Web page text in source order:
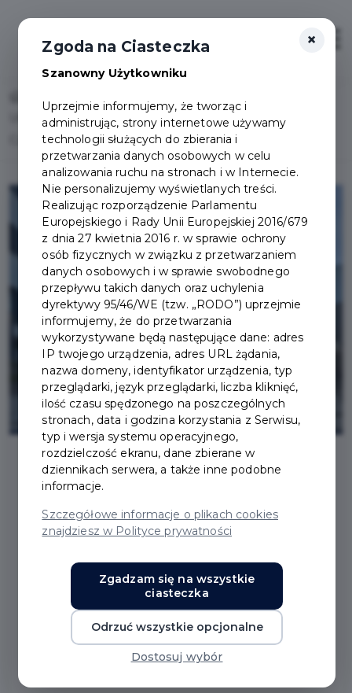
Utrudnienia w ruchu w związku z budową ul. A.
Czekanowskiego i A. Dobrowolskiego
2026-04-17
UTRUDNIENIA W RUCHU
W ZWIĄZKU Z BUDOWĄ
UL. A.
CZEKANOWSKIEGO I A.
×
Zgoda na Ciasteczka
Szanowny Użytkowniku
Uprzejmie informujemy, że tworząc i
administrując, strony internetowe używamy
technologii służących do zbierania i
przetwarzania danych osobowych w celu
analizowania ruchu na stronach i w Internecie.
Nie personalizujemy wyświetlanych treści.
Realizując rozporządzenie Parlamentu
Europejskiego i Rady Unii Europejskiej 2016/679
z dnia 27 kwietnia 2016 r. w sprawie ochrony
osób fizycznych w związku z przetwarzaniem
danych osobowych i w sprawie swobodnego
przepływu takich danych oraz uchylenia
dyrektywy 95/46/WE (tzw. „RODO”) uprzejmie
informujemy, że do przetwarzania
wykorzystywane będą następujące dane: adres
IP twojego urządzenia, adres URL żądania,
nazwa domeny, identyfikator urządzenia, typ
przeglądarki, język przeglądarki, liczba kliknięć,
ilość czasu spędzonego na poszczególnych
stronach, data i godzina korzystania z Serwisu,
typ i wersja systemu operacyjnego,
rozdzielczość ekranu, dane zbierane w
dziennikach serwera, a także inne podobne
informacje.
Szczegółowe informacje o plikach cookies
znajdziesz w Polityce prywatności
Zgadzam się na wszystkie
ciasteczka
Odrzuć wszystkie opcjonalne
Dostosuj wybór